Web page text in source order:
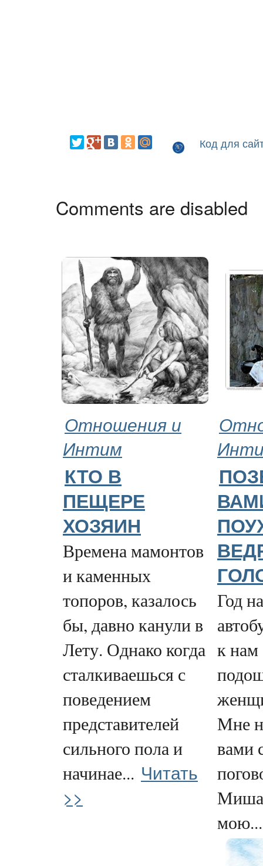
Код для
Comments are disabled
Отношения и
Интим
КТО В
ПЕЩЕРЕ
ХОЗЯИН
Времена мамонтов
и каменных
топоров, казалось
бы, давно канули в
Лету. Однако когда
сталкиваешься с
поведением
представителей
сильного пола и
начинае... Читать
>>
Год
к
Мне
вами
Миша
мою...